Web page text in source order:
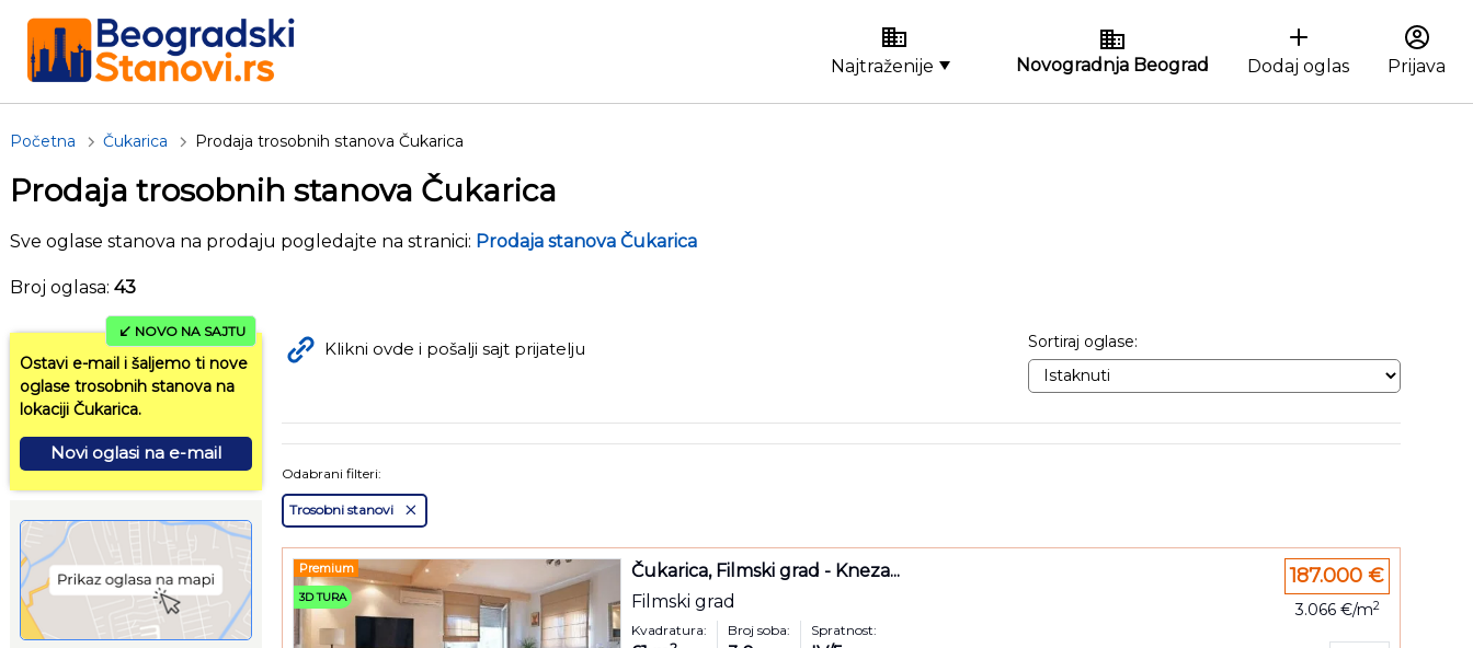
Najtraženije Novogradnja Beograd Dodaj oglas Prijava
Početna Čukarica Prodaja trosobnih stanova Čukarica
Prodaja trosobnih stanova Čukarica
Sve oglase stanova na prodaju pogledajte na stranici: Prodaja stanova Čukarica
Broj oglasa: 43
NOVO NA SAJTU
Ostavi e-mail i šaljemo ti nove
oglase trosobnih stanova na
lokaciji Čukarica.
Novi oglasi na e-mail
Klikni ovde i pošalji sajt prijatelju Sortiraj oglase:
Odabrani filteri:
Trosobni stanovi
Premium
3D TURA
Čukarica, Filmski grad - Kneza...
Filmski grad
Kvadratura: Broj soba: Spratnost:
187.000 €
3.066 €/m2